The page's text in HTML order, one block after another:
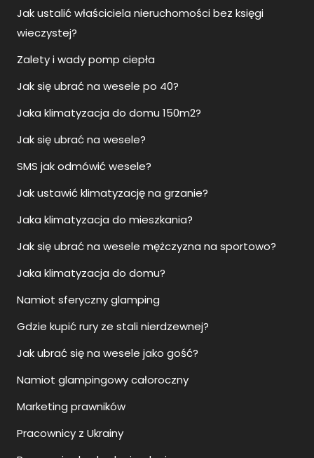
Jak ustalić właściciela nieruchomości bez księgi
wieczystej?
Zalety i wady pomp ciepła
Jak się ubrać na wesele po 40?
Jaka klimatyzacja do domu 150m2?
Jak się ubrać na wesele?
SMS jak odmówić wesele?
Jak ustawić klimatyzację na grzanie?
Jaka klimatyzacja do mieszkania?
Jak się ubrać na wesele mężczyzna na sportowo?
Jaka klimatyzacja do domu?
Namiot sferyczny glamping
Gdzie kupić rury ze stali nierdzewnej?
Jak ubrać się na wesele jako gość?
Namiot glampingowy całoroczny
Marketing prawników
Pracownicy z Ukrainy